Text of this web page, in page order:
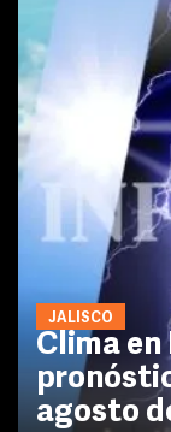
JALISCO
Clima en
agosto